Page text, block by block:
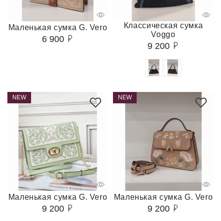
Маленькая сумка G. Vero
6 900
Классическая сумка
Voggo
9 200
NEW
Маленькая сумка G. Vero
9 200
NEW
Маленькая сумка G. Vero
9 200